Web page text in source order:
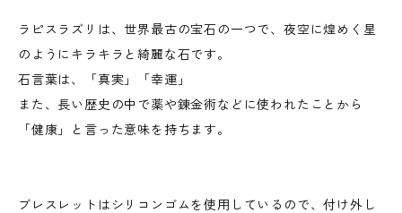
ラピスラズリは、世界最古の宝石の一つで、夜空に煌めく星
のようにキラキラと綺麗な石です。
石言葉は、「真実」「幸運」
また、長い歴史の中で薬や錬金術などに使われたことから
「健康」と言った意味を持ちます。
ブレスレットはシリコンゴムを使用しているので、付け外し